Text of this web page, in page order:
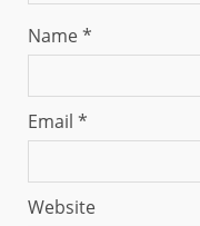
Name*
Email *
Website